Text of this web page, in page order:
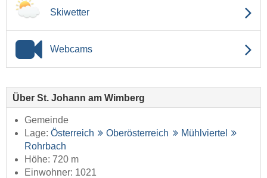
Skiwetter
Webcams
Über St. Johann am Wimberg
Gemeinde
Lage: Österreich Oberösterreich
Mühlviertel
Rohrbach
Höhe: 720 m
Einwohner: 1021